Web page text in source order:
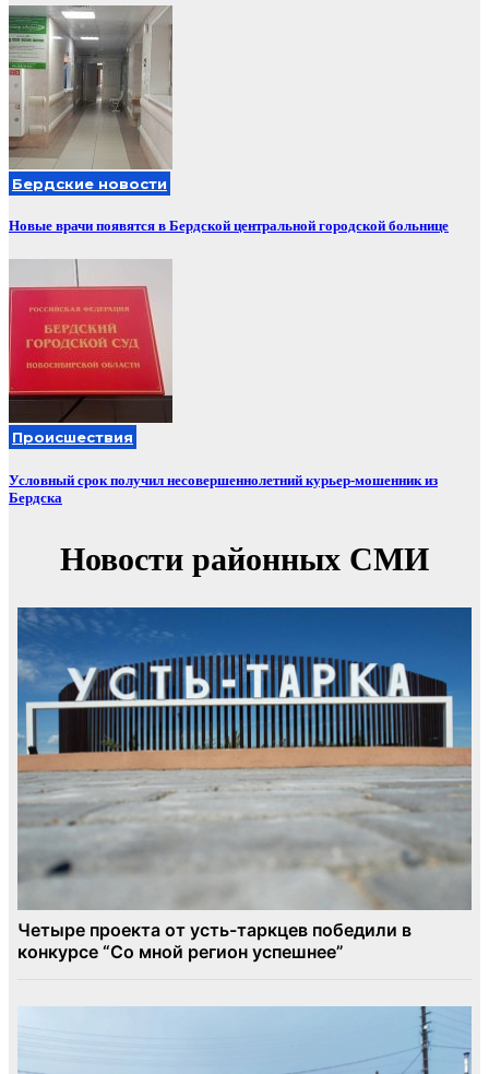
Бердские новости
Новые врачи появятся в Бердской центральной городской больнице
Происшествия
Условный срок получил несовершеннолетний курьер-мошенник из
Бердска